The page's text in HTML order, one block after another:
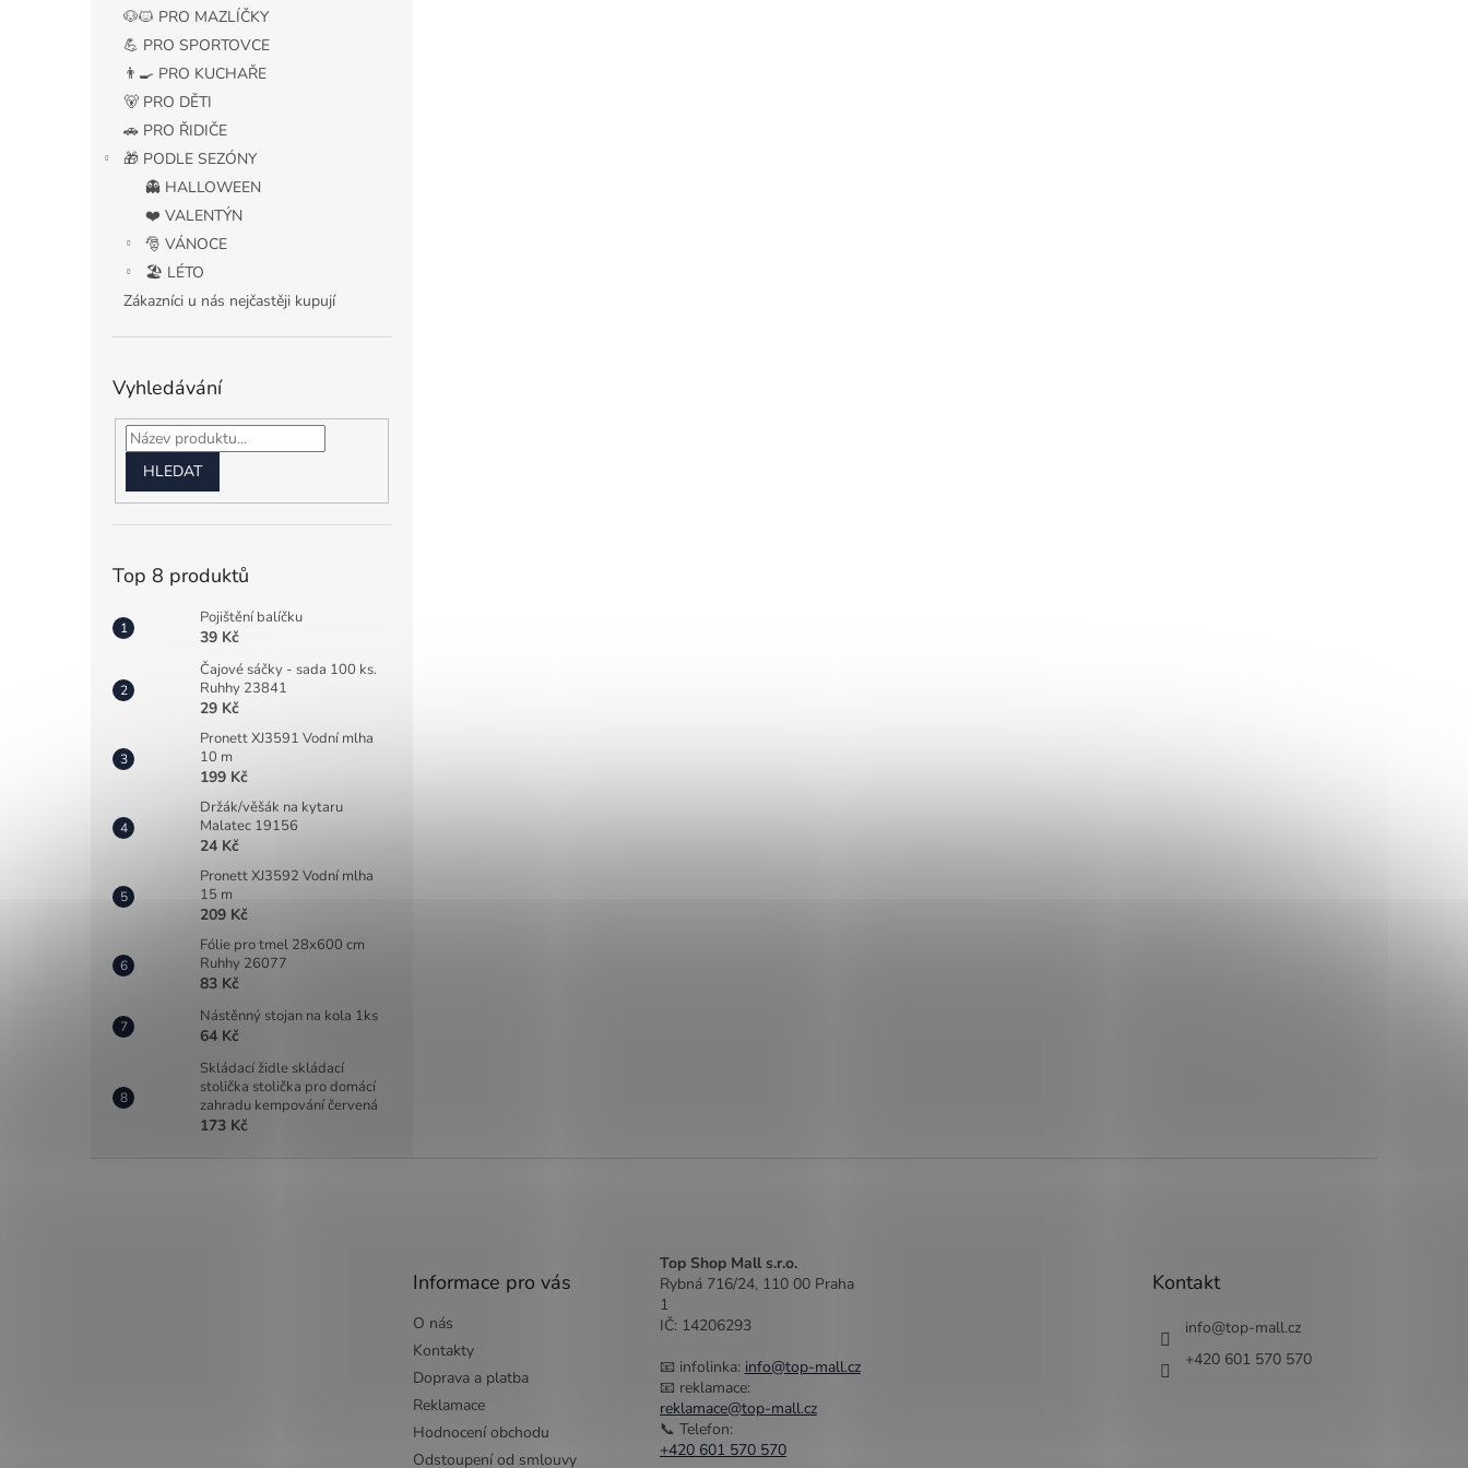
🐶🐱 PRO MAZLÍČKY
💪 PRO SPORTOVCE
👨‍🍳 PRO KUCHAŘE
🐻 PRO DĚTI
🚗 PRO ŘIDIČE
🎁 PODLE SEZÓNY
👻 HALLOWEEN
❤️ VALENTÝN
🎅 VÁNOCE
🏖️ LÉTO
Zákazníci u nás nejčastěji kupují
Vyhledávání
HLEDAT
Top 8 produktů
Pojištění balíčku
39 Kč
Čajové sáčky - sada 100 ks.
Ruhhy 23841
29 Kč
Pronett XJ3591 Vodní mlha
10 m
199 Kč
Držák/věšák na kytaru
Malatec 19156
24 Kč
Pronett XJ3592 Vodní mlha
15 m
209 Kč
Fólie pro tmel 28x600 cm
Ruhhy 26077
83 Kč
Nástěnný stojan na kola 1ks
64 Kč
Skládací židle skládací
stolička stolička pro domácí
zahradu kempování červená
173 Kč
Informace pro vás
O nás
Kontakty
Doprava a platba
Reklamace
Hodnocení obchodu
Odstoupení od smlouvy
Top Shop Mall s.r.o.
Rybná 716/24, 110 00 Praha
1
IČ: 14206293
📧 infolinka: info@top-mall.cz
📧 reklamace:
reklamace@top-mall.cz
📞 Telefon:
+420 601 570 570
Kontakt
info@top-mall.cz
+420 601 570 570